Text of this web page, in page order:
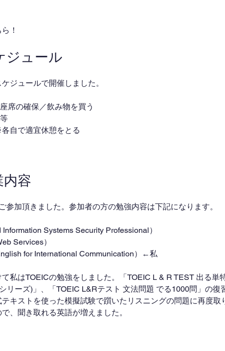
！
ジュール
ジュールで開催しました。
席の確保／飲み物を買う
自で適宜休憩をとる
内容
参加頂きました。参加者の方の勉強内容は下記になります。
Systems Security Professional）
Services）
for International Communication）←私
私はTOEICの勉強をしました。「TOEIC L & R TEST 出る単
リーズ)」、「TOEIC L&Rテスト 文法問題 でる1000問」の復
キストを使った模擬試験で躓いたリスニングの問題に再度取
、聞き取れる英語が増えました。